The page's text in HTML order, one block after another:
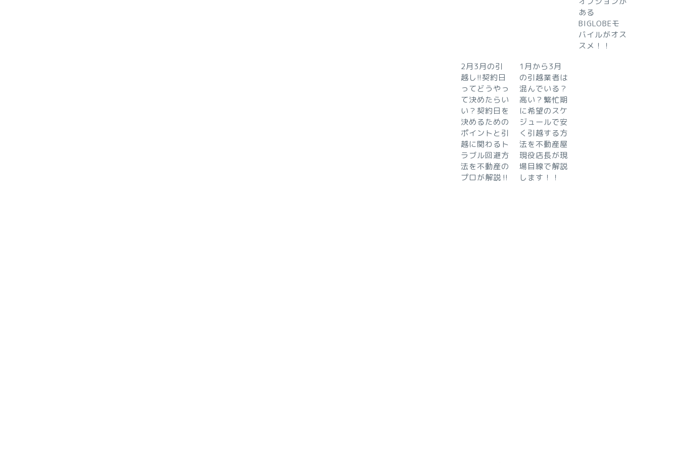
ある
BIGLOBEモ
バイルがオス
スメ！！
2月3月の引
越し!!契約日
ってどうやっ
て決めたらい
い？契約日を
決めるための
ポイントと引
越に関わるト
ラブル回避方
法を不動産の
プロが解説‼︎
1月から3月
の引越業者は
混んでいる？
高い？繁忙期
に希望のスケ
ジュールで安
く引越する方
法を不動産屋
現役店長が現
場目線で解説
します！！